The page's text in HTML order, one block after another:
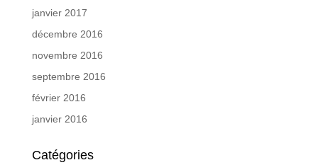
janvier 2017
décembre 2016
novembre 2016
septembre 2016
février 2016
janvier 2016
Catégories